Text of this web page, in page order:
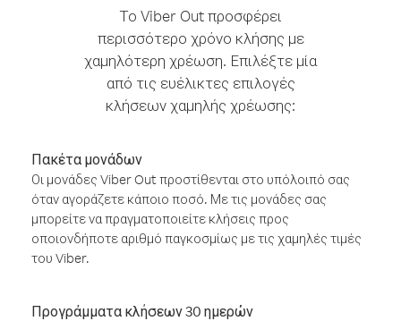
Το Viber Out προσφέρει
περισσότερο χρόνο κλήσης με
χαμηλότερη χρέωση. Επιλέξτε μία
από τις ευέλικτες επιλογές
κλήσεων χαμηλής χρέωσης:
Πακέτα μονάδων
Οι μονάδες Viber Out προστίθενται στο υπόλοιπό σας
όταν αγοράζετε κάποιο ποσό. Με τις μονάδες σας
μπορείτε να πραγματοποιείτε κλήσεις προς
οποιονδήποτε αριθμό παγκοσμίως με τις χαμηλές τιμές
του Viber.
Προγράμματα κλήσεων 30 ημερών